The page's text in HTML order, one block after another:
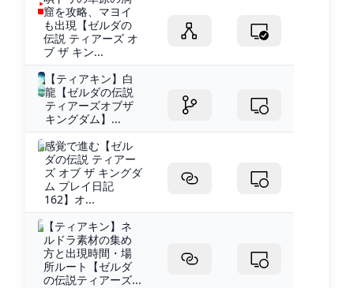
窟を攻略、マヨイ
も出現【ゼルダの
伝説 ティアーズ オ
ブ ザ キン...
【ティアキン】白
龍【ゼルダの伝説
ティアーズオブザ
キングダム】...
感覚で進む【ゼル
ダの伝説 ティアー
ズ オブ ザ キングダ
ム プレイ日記
162】オ...
【ティアキン】ネ
ルドラ素材の集め
方と出現時間・場
所ルート【ゼルダ
の伝説ティアーズ...